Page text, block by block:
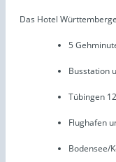
Das Hotel
5
Busstation
Tübingen
Flughafen
Bodensee/